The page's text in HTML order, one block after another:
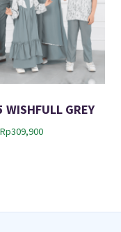
WISHFULL GREY
Rp309,900